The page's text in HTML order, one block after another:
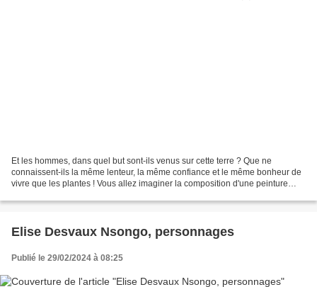
Et les hommes, dans quel but sont-ils venus sur cette terre ? Que ne
connaissent-ils la même lenteur, la même confiance et le même bonheur de
vivre que les plantes ! Vous allez imaginer la composition d'une peinture
Elise Desvaux Nsongo, personnages
Publié le 29/02/2024 à 08:25